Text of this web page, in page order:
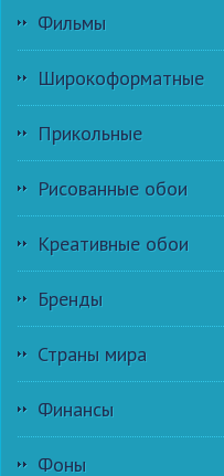
Фильмы
Широкоформатные
Прикольные
Рисованные обои
Креативные обои
Бренды
Страны мира
Финансы
Фоны